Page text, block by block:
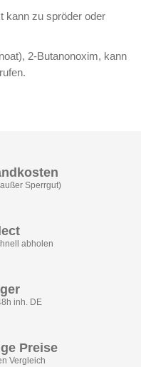
kann zu spröder oder
2-Butanonoxim, kann
Sperrgut)
abholen
inh. DE
Preise
Vergleich